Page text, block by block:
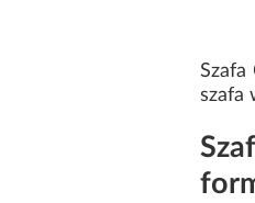
Szafa
szafa